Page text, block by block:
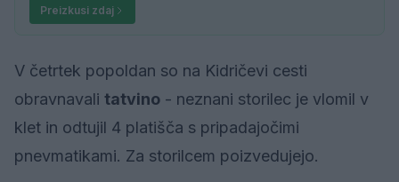
Preizkusi zdaj
V četrtek popoldan so na Kidričevi cesti
obravnavali tatvino - neznani storilec je vlomil v
klet in odtujil 4 platišča s pripadajočimi
pnevmatikami. Za storilcem poizvedujejo.